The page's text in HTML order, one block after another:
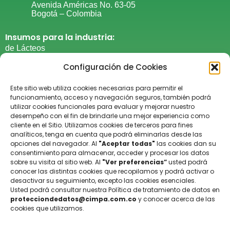
Configuración de Cookies
Este sitio web utiliza cookies necesarias para permitir el
funcionamiento, acceso y navegación seguros, también podrá
utilizar cookies funcionales para evaluar y mejorar nuestro
desempeño con el fin de brindarle una mejor experiencia como
cliente en el Sitio. Utilizamos cookies de terceros para fines
analíticos, tenga en cuenta que podrá eliminarlas desde las
opciones del navegador. Al "Aceptar todas" las cookies dan su
consentimiento para almacenar, acceder y procesar los datos
sobre su visita al sitio web. Al "Ver preferencias”usted podrá
conocer las distintas cookies que recopilamos y podrá activar o
desactivar su seguimiento, excepto las cookies esenciales.
Usted podrá consultar nuestra Política de tratamiento de datos en
protecciondedatos@cimpa.com.co y conocer acerca de las
cookies que utilizamos.
Avenida Américas No. 63-05
Bogotá – Colombia
Insumos para la industria:
de Lácteos
De panadería y repostería​
De Confitería
De productos procesados
De suplementos alimenticios​
Del cuidado personal​
De laboratorio
General
De limpieza y desinfección
Sabores naturales y artificales
Información: